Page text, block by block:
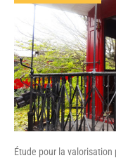
Étude pour la